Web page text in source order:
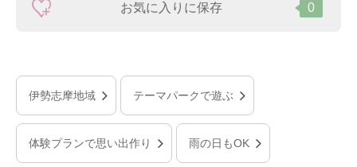
お気に入りに保存 0
伊勢志摩地域 テーマパークで遊ぶ
体験プランで思い出作り 雨の日もOK